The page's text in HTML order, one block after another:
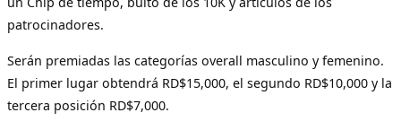
patrocinadores.
Serán premiadas las categorías overall masculino y femenino.
El primer lugar obtendrá RD$15,000, el segundo RD$10,000 y la
tercera posición RD$7,000.